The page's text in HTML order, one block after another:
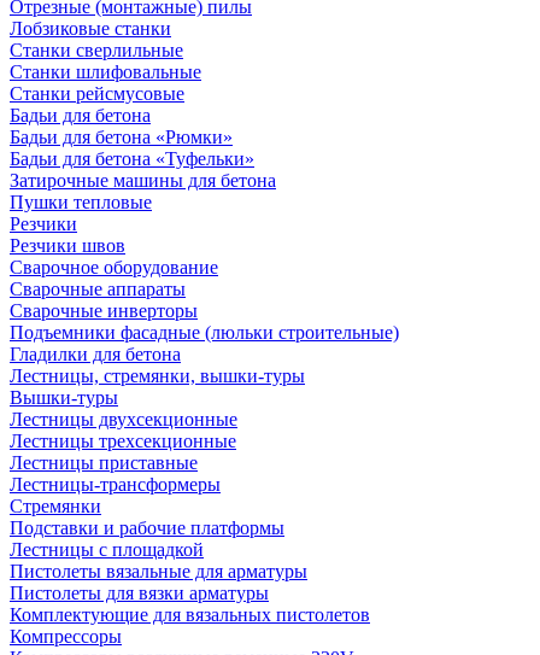
Отрезные (монтажные) пилы
Лобзиковые станки
Станки сверлильные
Станки шлифовальные
Станки рейсмусовые
Бадьи для бетона
Бадьи для бетона «Рюмки»
Бадьи для бетона «Туфельки»
Затирочные машины для бетона
Пушки тепловые
Резчики
Резчики швов
Сварочное оборудование
Сварочные аппараты
Сварочные инверторы
Подъемники фасадные (люльки строительные)
Гладилки для бетона
Лестницы, стремянки, вышки-туры
Вышки-туры
Лестницы двухсекционные
Лестницы трехсекционные
Лестницы приставные
Лестницы-трансформеры
Стремянки
Подставки и рабочие платформы
Лестницы с площадкой
Пистолеты вязальные для арматуры
Пистолеты для вязки арматуры
Комплектующие для вязальных пистолетов
Компрессоры